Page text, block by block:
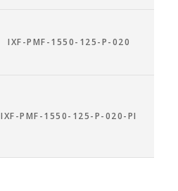
IXF-PMF-1550-125-P-020
IXF-PMF-1550-125-P-020-PI